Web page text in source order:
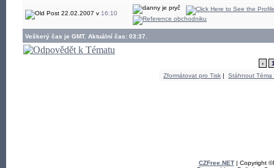
22.02.2007 v 16:10
Veškerý čas je GMT. Aktuální čas: 03:37.
‹
Zformátovat pro Tisk | Stáhnout Téma
CZFree.NET| Copyright